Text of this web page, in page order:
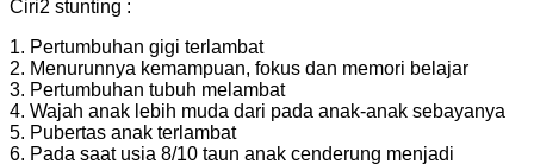
Ciri2 stunting :
1. Pertumbuhan gigi terlambat
2. Menurunnya kemampuan, fokus dan memori belajar
3. Pertumbuhan tubuh melambat
4. Wajah anak lebih muda dari pada anak-anak sebayanya
5. Pubertas anak terlambat
6. Pada saat usia 8/10 taun anak cenderung menjadi